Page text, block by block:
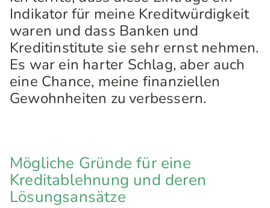
Indikator für meine Kreditwürdigkeit
waren und dass Banken und
Kreditinstitute sie sehr ernst nehmen.
Es war ein harter Schlag, aber auch
eine Chance, meine finanziellen
Gewohnheiten zu verbessern.
Mögliche Gründe für eine
Kreditablehnung und deren
Lösungsansätze